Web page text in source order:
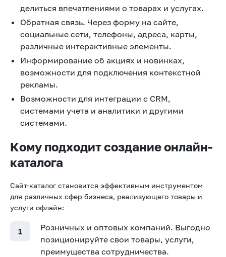
делиться впечатлениями о товарах и услугах.
Обратная связь. Через форму на сайте,
социальные сети, телефоны, адреса, карты,
различные интерактивные элементы.
Информирование об акциях и новинках,
возможности для подключения контекстной
рекламы.
Возможности для интеграции с CRM,
системами учета и аналитики и другими
системами.
Кому подходит создание онлайн-
каталога
Сайт-каталог становится эффективным инструментом
для различных сфер бизнеса, реализующего товары и
услуги офлайн:
Розничных и оптовых компаний. Выгодно
позиционируйте свои товары, услуги,
преимущества сотрудничества.